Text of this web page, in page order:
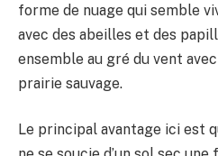
forme de nuage qui semble
avec des abeilles et des
ensemble au gré du vent
prairie sauvage.
Le principal avantage ici est